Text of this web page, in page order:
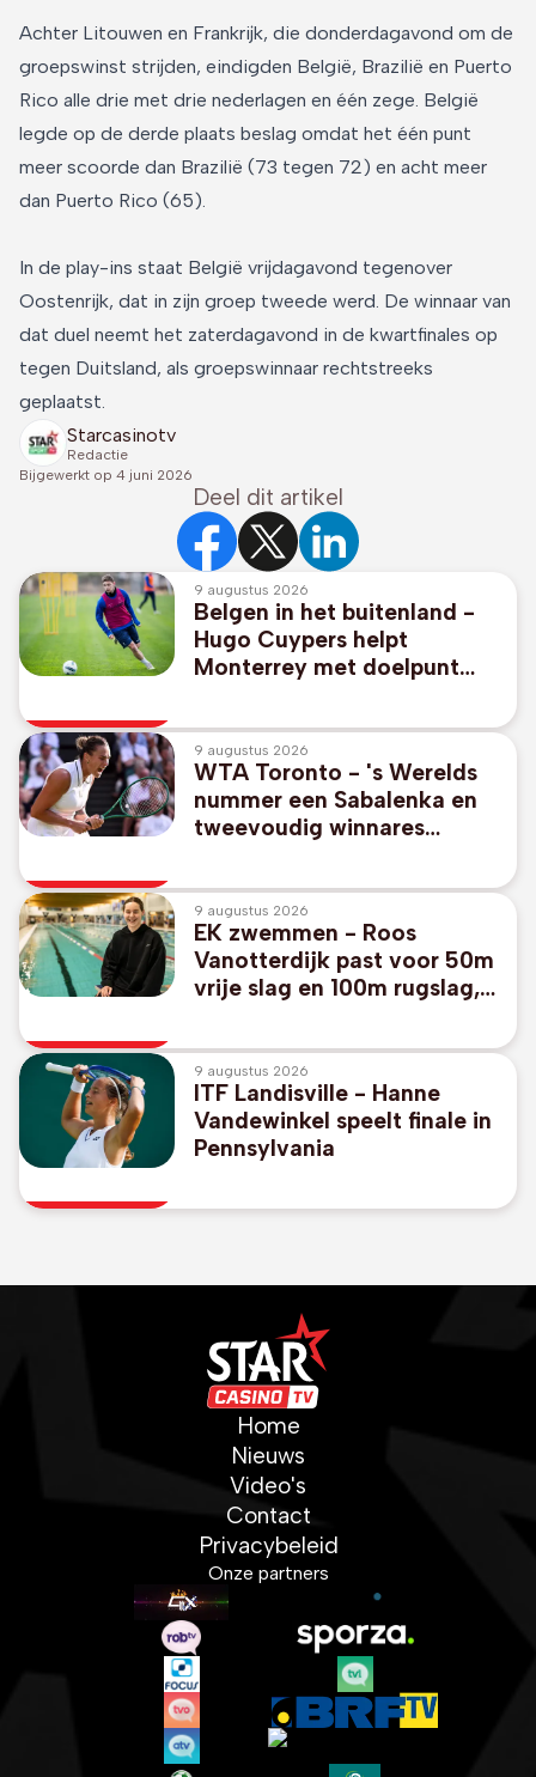
Achter Litouwen en Frankrijk, die donderdagavond om de
groepswinst strijden, eindigden België, Brazilië en Puerto
Rico alle drie met drie nederlagen en één zege. België
legde op de derde plaats beslag omdat het één punt
meer scoorde dan Brazilië (73 tegen 72) en acht meer
dan Puerto Rico (65).
In de play-ins staat België vrijdagavond tegenover
Oostenrijk, dat in zijn groep tweede werd. De winnaar van
dat duel neemt het zaterdagavond in de kwartfinales op
tegen Duitsland, als groepswinnaar rechtstreeks
geplaatst.
Starcasinotv
Redactie
Bijgewerkt op 4 juni 2026
Deel dit artikel
9 augustus 2026
Belgen in het buitenland -
Hugo Cuypers helpt
Monterrey met doelpunt
van afwezige Messi
9 augustus 2026
WTA Toronto - 's Werelds
nummer een Sabalenka en
tweevoudig winnares
finales
9 augustus 2026
EK zwemmen - Roos
Vanotterdijk past voor 50m
vrije slag en 100m rugslag,
estafetteteam
9 augustus 2026
ITF Landisville - Hanne
Vandewinkel speelt finale in
Pennsylvania
Home
Nieuws
Video's
Contact
Privacybeleid
Onze partners